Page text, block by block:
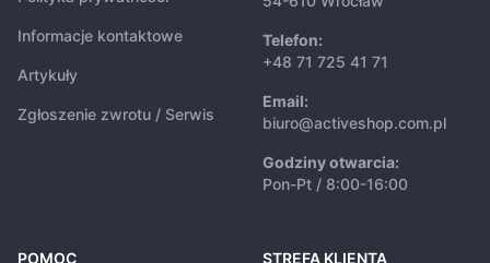
Informacje kontaktowe
Artykuły
Zgłoszenie zwrotu / Serwis
Telefon:
+48 71 725 41 71
Email:
biuro@activeshop.com.pl
Godziny otwarcia:
Pon-Pt / 8:00-16:00
POMOC STREFA KLIENTA